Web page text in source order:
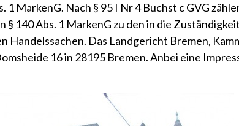
1 MarkenG. Nach § 95 I Nr 4 Buchst c GVG
§ 140 Abs. 1 MarkenG zu den in die
Handelssachen. Das Landgericht Bremen,
16 in 28195 Bremen. Anbei eine